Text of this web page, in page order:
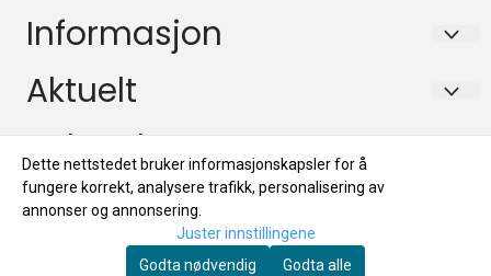
Dioder.no/Edlund Consulting
2027 KJELLER
Org. nr. 984171145 MVA
Tlf: 99116100
mail@dioder.no
Informasjon
Retningslinjer for personvern
Logg på
Salgsbetingelser
Aktuelt
Aktuelt
Tilbud
Merker
Nyhetsbrev
Registrer deg for å motta nyheter og tilbud!
E-post
Dette nettstedet bruker informasjonskapsler for å
fungere korrekt, analysere trafikk, personalisering av
annonser og annonsering.
Juster innstillingene
Godta nødvendig
Godta alle